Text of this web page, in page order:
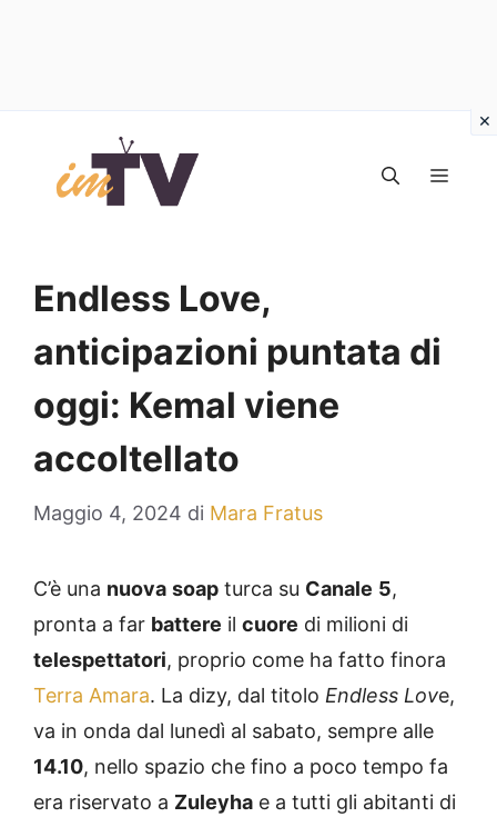
contenuto
Endless Love,
anticipazioni puntata di
oggi: Kemal viene
accoltellato
Maggio 4, 2024 di Mara Fratus
C’è una nuova soap turca su Canale 5,
pronta a far battere il cuore di milioni di
telespettatori, proprio come ha fatto finora
Terra Amara. La dizy, dal titolo Endless Love,
va in onda dal lunedì al sabato, sempre alle
14.10, nello spazio che fino a poco tempo fa
era riservato a Zuleyha e a tutti gli abitanti di